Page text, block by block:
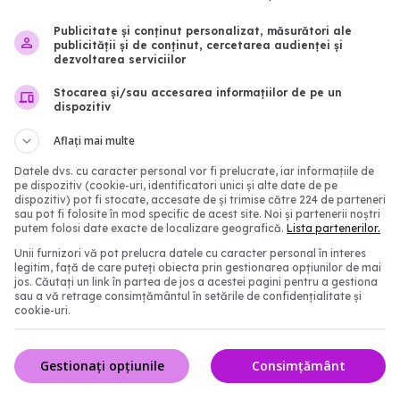
COVID, eliminat. De
este recomandat
EXCLUSIV Cancerul de
prevenție. Raluca
Romania): Provoacă
decese. Sunt prevenibile
respirator: infecții
la copii, complicații la
FDA aprobă vaccinul
COVID, dar doar pentru
poate beneficia de el
Publicitate și conținut personalizat, măsurători ale
publicității și de conținut, cercetarea audienței și
dezvoltarea serviciilor
Stocarea și/sau accesarea informațiilor de pe un
dispozitiv
Aflați mai multe
Datele dvs. cu caracter personal vor fi prelucrate, iar informațiile de
pe dispozitiv (cookie-uri, identificatori unici și alte date de pe
dispozitiv) pot fi stocate, accesate de și trimise către 224 de parteneri
sau pot fi folosite în mod specific de acest site. Noi și partenerii noștri
putem folosi date exacte de localizare geografică. Lista partenerilor.
Unii furnizori vă pot prelucra datele cu caracter personal în interes
legitim, față de care puteți obiecta prin gestionarea opțiunilor de mai
jos. Căutați un link în partea de jos a acestei pagini pentru a gestiona
sau a vă retrage consimțământul în setările de confidențialitate și
cookie-uri.
Consimțământ
Gestionați opțiunile